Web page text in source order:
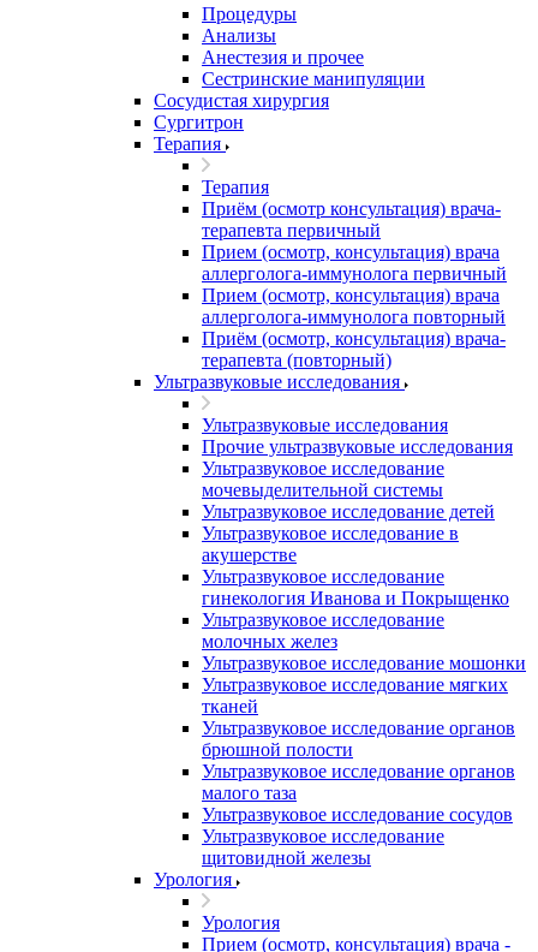
Процедуры
Анализы
Анестезия и прочее
Сестринские манипуляции
Сосудистая хирургия
Сургитрон
Терапия
Терапия
Приём (осмотр консультация) врача-
терапевта первичный
Прием (осмотр, консультация) врача
аллерголога-иммунолога первичный
Прием (осмотр, консультация) врача
аллерголога-иммунолога повторный
Приём (осмотр, консультация) врача-
терапевта (повторный)
Ультразвуковые исследования
Ультразвуковые исследования
Прочие ультразвуковые исследования
Ультразвуковое исследование
мочевыделительной системы
Ультразвуковое исследование детей
Ультразвуковое исследование в
акушерстве
Ультразвуковое исследование
гинекология Иванова и Покрыщенко
Ультразвуковое исследование
молочных желез
Ультразвуковое исследование мошонки
Ультразвуковое исследование мягких
тканей
Ультразвуковое исследование органов
брюшной полости
Ультразвуковое исследование органов
малого таза
Ультразвуковое исследование сосудов
Ультразвуковое исследование
щитовидной железы
Урология
Урология
Прием (осмотр, консультация) врача -